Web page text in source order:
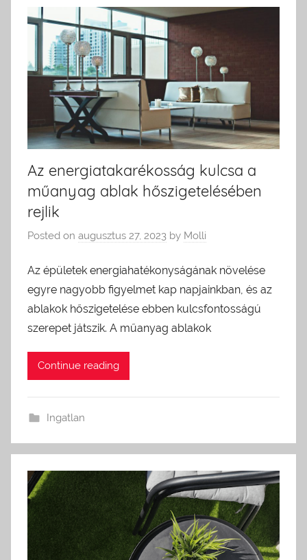
Az energiatakarékosság kulcsa a
műanyag ablak hőszigetelésében
rejlik
Posted on augusztus 27, 2023 by Molli
Az épületek energiahatékonyságának növelése
egyre nagyobb figyelmet kap napjainkban, és az
ablakok hőszigetelése ebben kulcsfontosságú
szerepet játszik. A műanyag ablakok
Continue reading
Ingatlan